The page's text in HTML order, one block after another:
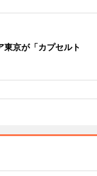
東京が「カプセルト